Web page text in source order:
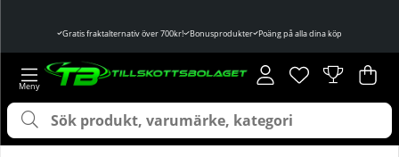
Gratis fraktalternativ över 700kr! Bonusprodukter Poäng på alla dina köp
Önskelista
Antal i
. .